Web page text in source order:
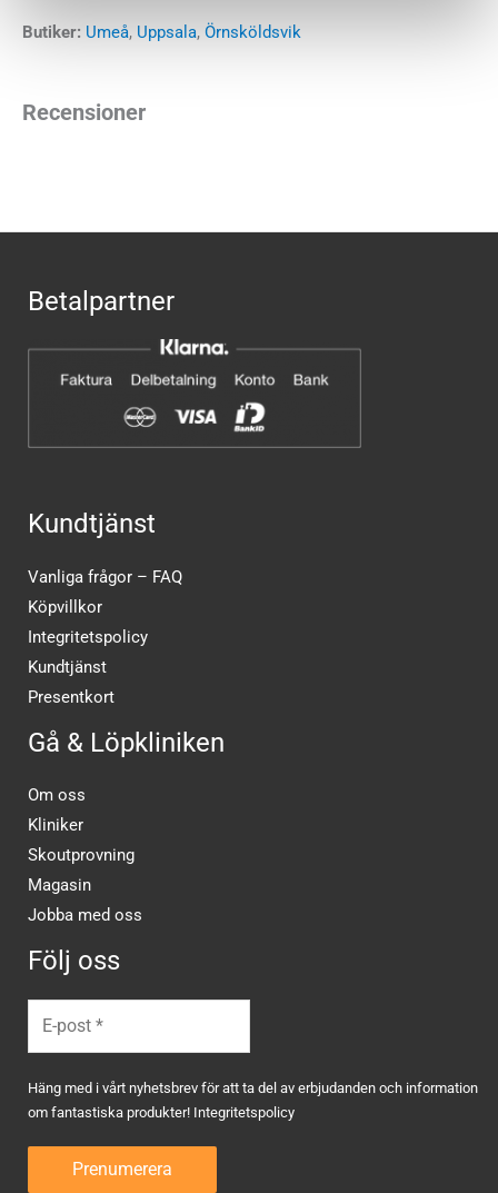
Butiker: Umeå, Uppsala, Örnsköldsvik
Recensioner
Betalpartner
Kundtjänst
Vanliga frågor – FAQ
Köpvillkor
Integritetspolicy
Kundtjänst
Presentkort
Gå & Löpkliniken
Om oss
Kliniker
Skoutprovning
Magasin
Jobba med oss
Följ oss
Häng med i vårt nyhetsbrev för att ta del av erbjudanden och information
om fantastiska produkter! Integritetspolicy